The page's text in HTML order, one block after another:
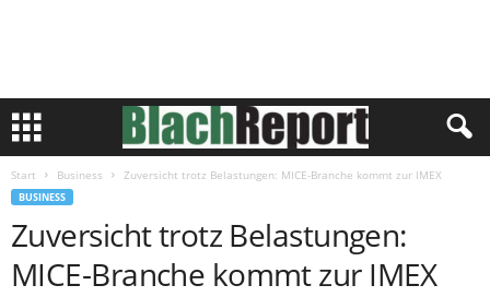
Start Business Zuversicht trotz Belastungen: MICE-Branche kommt zur IMEX
BUSINESS
Zuversicht trotz Belastungen:
MICE-Branche kommt zur IMEX